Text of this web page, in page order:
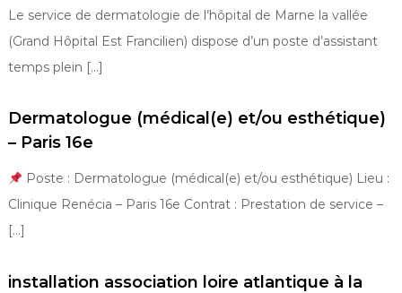
Le service de dermatologie de l’hôpital de Marne la vallée
(Grand Hôpital Est Francilien) dispose d’un poste d’assistant
temps plein […]
Dermatologue (médical(e) et/ou esthétique)
– Paris 16e
Poste : Dermatologue (médical(e) et/ou esthétique) Lieu :
Clinique Renécia – Paris 16e Contrat : Prestation de service –
[…]
installation association loire atlantique à la